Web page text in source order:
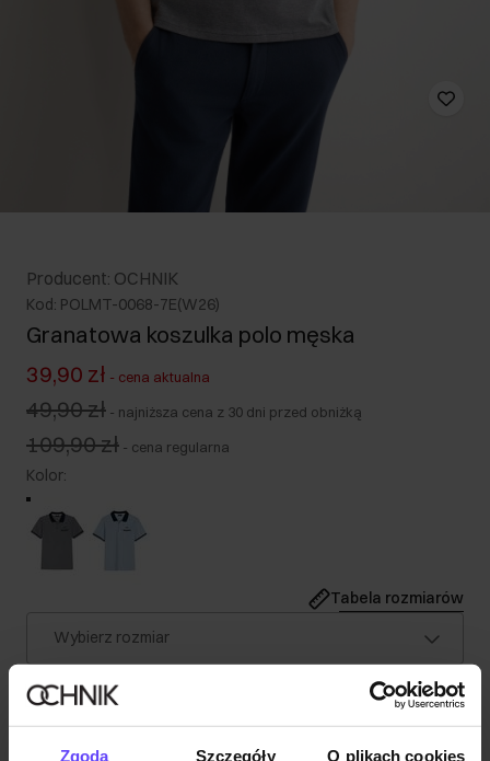
Zgoda Szczegóły O plikach cookies
Producent: OCHNIK
Kod: POLMT-0068-7E(W26)
Granatowa koszulka polo męska
39,90 zł - cena aktualna
49,90 zł - najniższa cena z 30 dni przed obniżką
109,90 zł - cena regularna
Kolor:
Tabela rozmiarów
Wybierz rozmiar
Wysyłka w 1 dzień roboczy
Opis produktu